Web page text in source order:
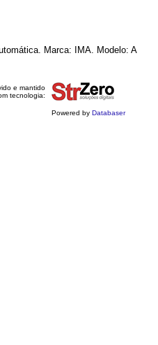
Marca: IMA. Modelo: A
e mantido
tecnologia:
Powered by Databaser